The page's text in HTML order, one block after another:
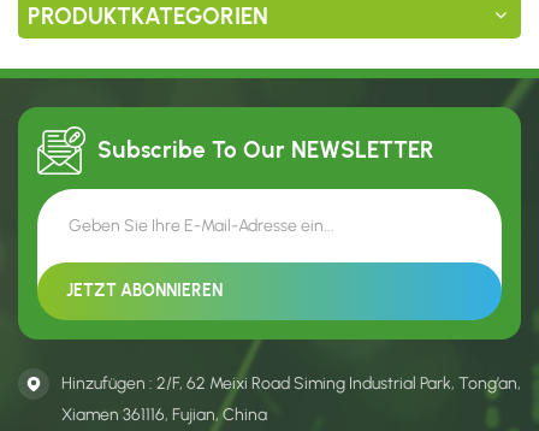
PRODUKTKATEGORIEN
Subscribe To Our NEWSLETTER
Hinzufügen : 2/F, 62 Meixi Road Siming Industrial Park, Tong’an,
Xiamen 361116, Fujian, China